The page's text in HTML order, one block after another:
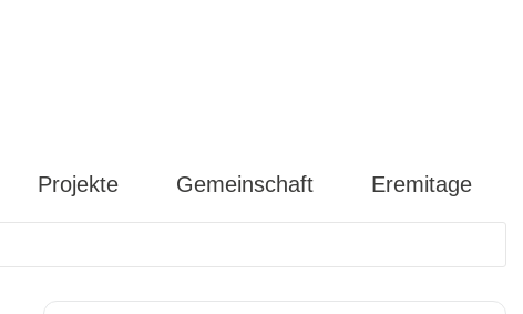
Projekte Gemeinschaft Eremitage